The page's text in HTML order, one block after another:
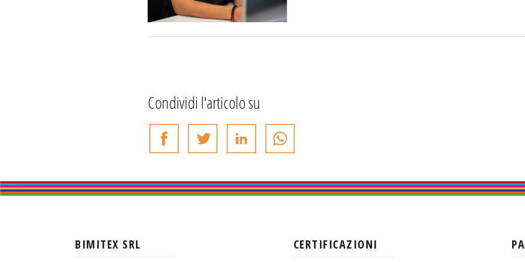
Condividi l'articolo su
BIMITEX SRL CERTIFICAZIONI